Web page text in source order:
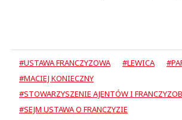
#USTAWA FRANCZYZOWA #LEWICA
#MACIEJ KONIECZNY
#STOWARZYSZENIE AJENTÓW I
#SEJM USTAWA O FRANCZYZIE